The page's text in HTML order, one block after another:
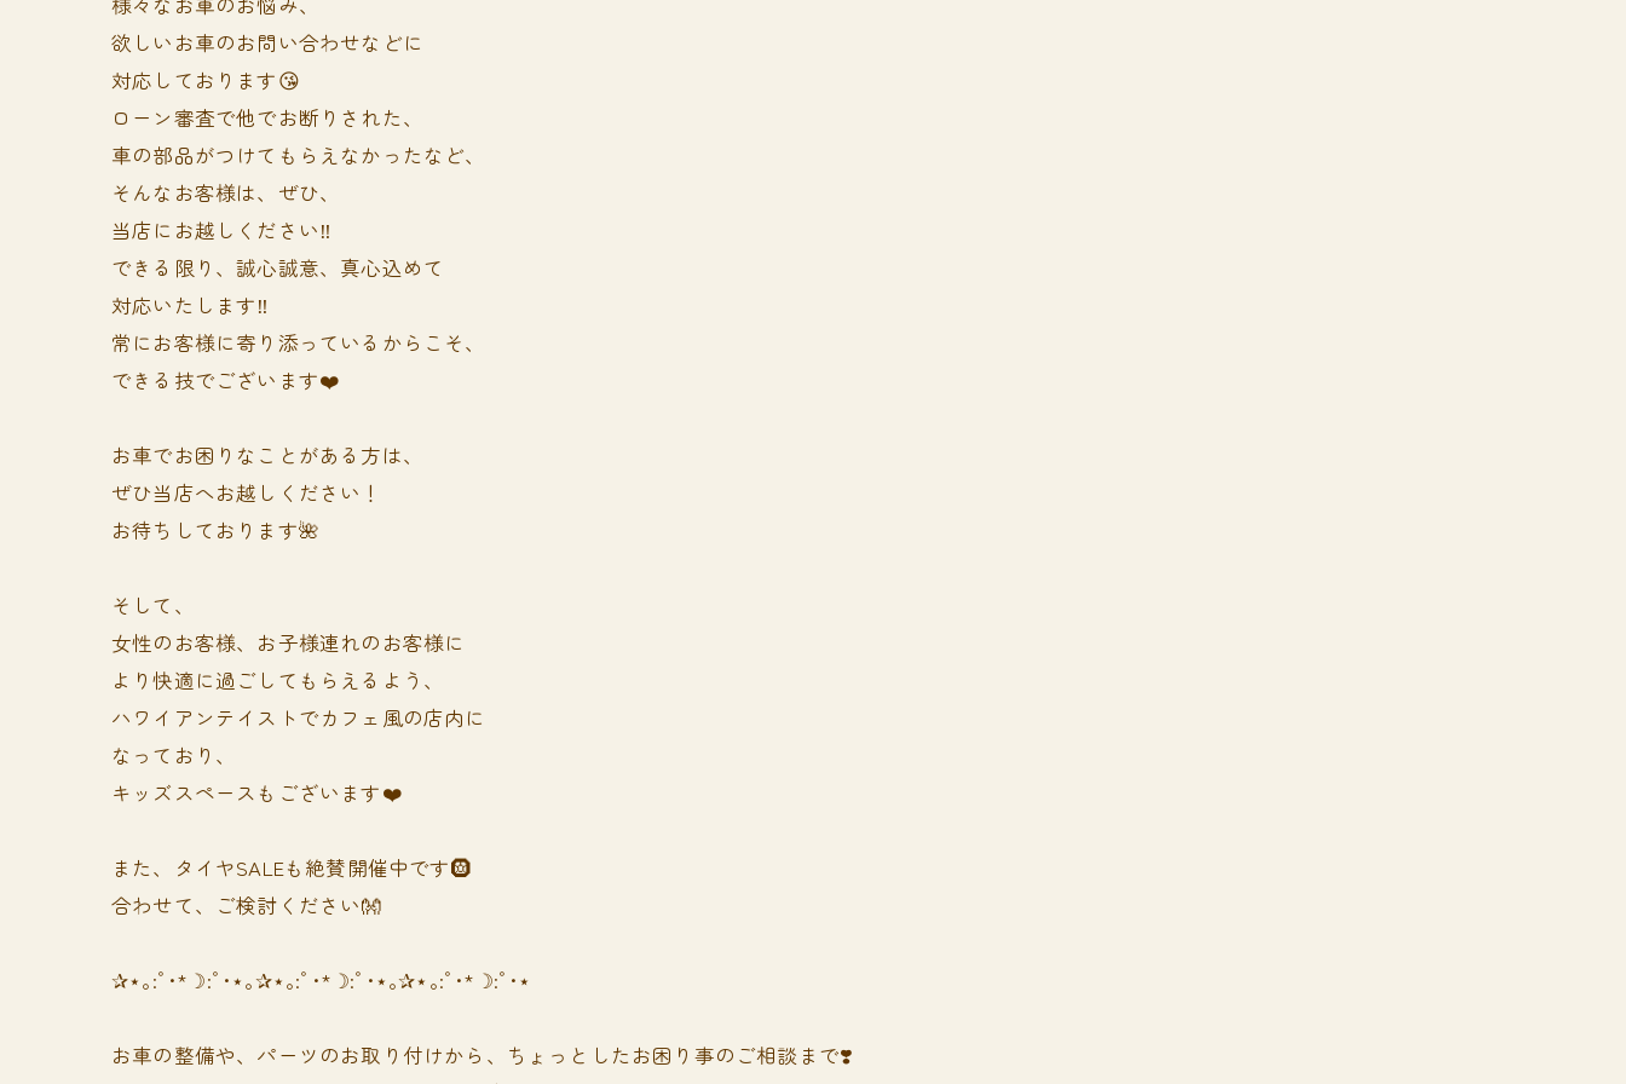
欲しいお車のお問い合わせなどに
対応しております😘
ローン審査で他でお断りされた、
車の部品がつけてもらえなかったなど、
そんなお客様は、ぜひ、
当店にお越しください‼️
できる限り、誠心誠意、真心込めて
対応いたします‼️
常にお客様に寄り添っているからこそ、
できる技でございます❤️
お車でお困りなことがある方は、
ぜひ当店へお越しください！
お待ちしております🌺
そして、
女性のお客様、お子様連れのお客様に
より快適に過ごしてもらえるよう、
ハワイアンテイストでカフェ風の店内に
なっており、
キッズスペースもございます❤️
また、タイヤSALEも絶賛開催中です🛞
合わせて、ご検討ください👐
✰⋆｡:ﾟ･*☽:ﾟ･⋆｡✰⋆｡:ﾟ･*☽:ﾟ･⋆｡✰⋆｡:ﾟ･*☽:ﾟ･⋆
お車の整備や、パーツのお取り付けから、ちょっとしたお困り事のご相談まで❣️